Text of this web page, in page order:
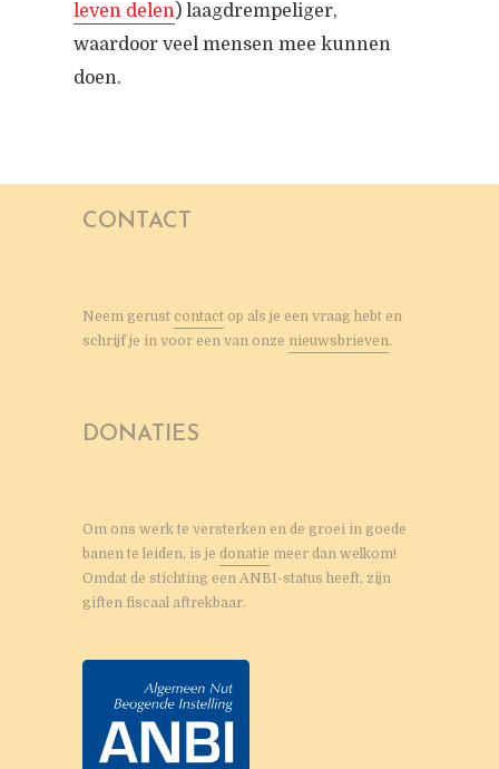
leven delen) laagdrempeliger,
waardoor veel mensen mee kunnen
doen.
CONTACT
Neem gerust contact op als je een vraag hebt en
schrijf je in voor een van onze nieuwsbrieven.
DONATIES
Om ons werk te versterken en de groei in goede
banen te leiden, is je donatie meer dan welkom!
Omdat de stichting een ANBI-status heeft, zijn
giften fiscaal aftrekbaar.